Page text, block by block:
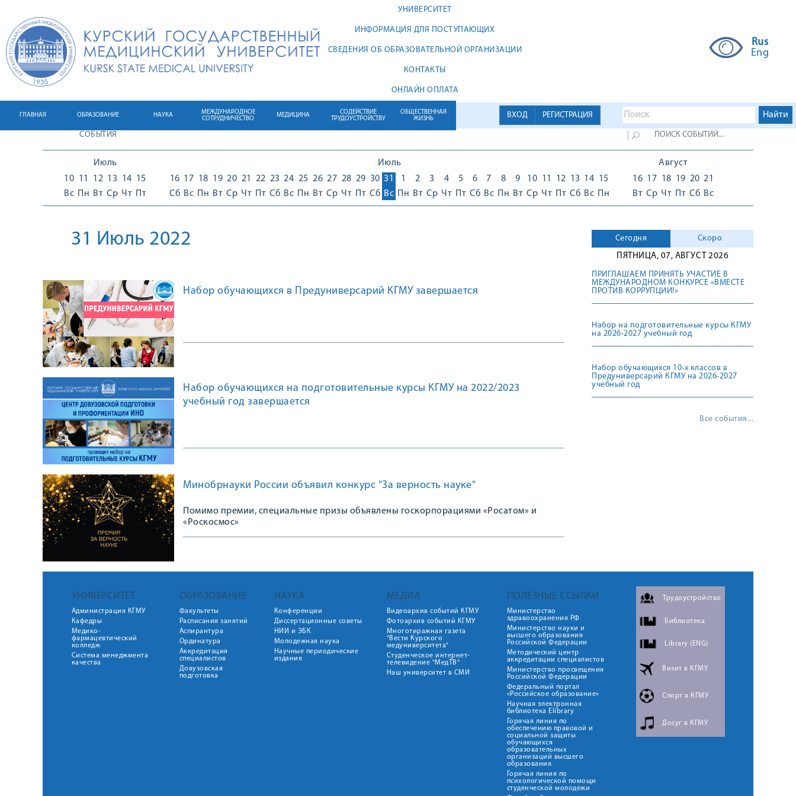
УНИВЕРСИТЕТ
ИНФОРМАЦИЯ ДЛЯ ПОСТУПАЮЩИХ
СВЕДЕНИЯ ОБ ОБРАЗОВАТЕЛЬНОЙ ОРГАНИЗАЦИИ
КОНТАКТЫ
ОНЛАЙН ОПЛАТА
Rus
Eng
ВХОД РЕГИСТРАЦИЯ
ГЛАВНАЯ ОБРАЗОВАНИЕ НАУКА
МЕЖДУНАРОДНОЕ
СОТРУДНИЧЕСТВО
МЕДИЦИНА
СОДЕЙСТВИЕ
ТРУДОУСТРОЙСТВУ
ОБЩЕСТВЕННАЯ
ЖИЗНЬ
СОБЫТИЯ
Июль
10
Вс
11
Пн
12
Вт
13
Ср
14
Чт
15
Пт
Июль
16
Сб
17
Вс
18
Пн
19
Вт
20
Ср
21
Чт
22
Пт
23
Сб
24
Вс
25
Пн
26
Вт
27
Ср
28
Чт
29
Пт
30
Сб
31
Вс
1
Пн
2
Вт
3
Ср
4
Чт
5
Пт
6
Сб
7
Вс
8
Пн
9
Вт
10
Ср
11
Чт
12
Пт
13
Сб
14
Вс
15
Пн
Август
16
Вт
17
Ср
18
Чт
19
Пт
20
Сб
21
Вс
31 Июль 2022
Набор обучающихся в Предуниверсарий КГМУ завершается
Набор обучающихся на подготовительные курсы КГМУ на 2022/2023
учебный год завершается
Минобрнауки России объявил конкурс "За верность науке"
Помимо премии, специальные призы объявлены госкорпорациями «Росатом» и
«Роскосмос»
Сегодня
Скоро
ПЯТНИЦА, 07, АВГУСТ 2026
ПРИГЛАШАЕМ ПРИНЯТЬ УЧАСТИЕ В
МЕЖДУНАРОДНОМ КОНКУРСЕ «ВМЕСТЕ
ПРОТИВ КОРРУПЦИИ!»
Набор на подготовительные курсы КГМУ
на 2026-2027 учебный год
Набор обучающихся 10-х классов в
Предуниверсарий КГМУ на 2026-2027
учебный год
Все события...
УНИВЕРСИТЕТ
Администрация КГМУ
Кафедры
Медико-
фармацевтический
колледж
Система менеджмента
качества
ОБРАЗОВАНИЕ
Факультеты
Расписания занятий
Аспирантура
Ординатура
Аккредитация
специалистов
Довузовская
подготовка
НАУКА
Конференции
Диссертационные советы
НИИ и ЭБК
Молодежная наука
Научные периодические
издания
МЕДИА
Видеоархив событий КГМУ
Фотоархив событий КГМУ
Многотиражная газета
"Вести Курского
медуниверситета"
Студенческое интернет-
телевидение "МедТВ"
Наш университет в СМИ
ПОЛЕЗНЫЕ ССЫЛКИ
Министерство
здравоохранения РФ
Министерство науки и
высшего образования
Российской Федерации
Методический центр
аккредитации специалистов
Министерство просвещения
Российской Федерации
Федеральный портал
«Российское образование»
Научная электронная
библиотека Elibrary
Горячая линия по
обеспечению правовой и
социальной защиты
обучающихся
образовательных
организаций высшего
образования
Горячая линия по
психологической помощи
студенческой молодежи
Трудоустройство
Библиотека
Library (ENG)
Визит в КГМУ
Спорт в КГМУ
Досуг в КГМУ